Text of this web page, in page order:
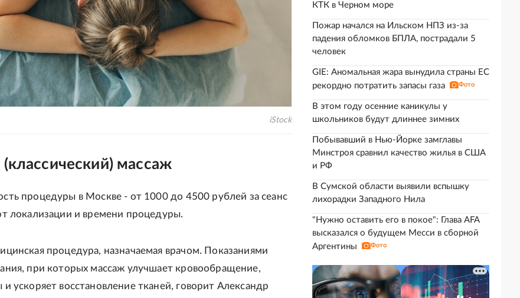
iStock
массаж
процедуры в Москве - от 1000 до 4500 рублей за сеанс
локализации и времени процедуры.
процедура, назначаемая врачом. Показаниями
при которых массаж улучшает кровообращение,
ускоряет восстановление тканей, говорит Александр
КТК в Черном море
Пожар начался на Ильском НПЗ из-за
падения обломков БПЛА, пострадали 5
человек
GIE: Аномальная жара вынудила страны ЕС
рекордно потратить запасы газа
Фото
В этом году осенние каникулы у
школьников будут длиннее зимних
Побывавший в Нью-Йорке замглавы
Минстроя сравнил качество жилья в США
и РФ
В Сумской области выявили вспышку
лихорадки Западного Нила
"Нужно оставить его в покое": Глава AFA
высказался о будущем Месси в сборной
Аргентины
Фото